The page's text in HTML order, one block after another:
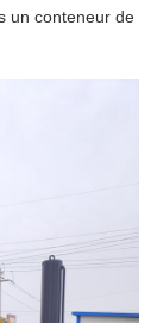
un conteneur de